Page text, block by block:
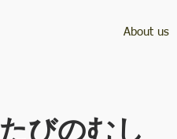
​たびのむし
About us